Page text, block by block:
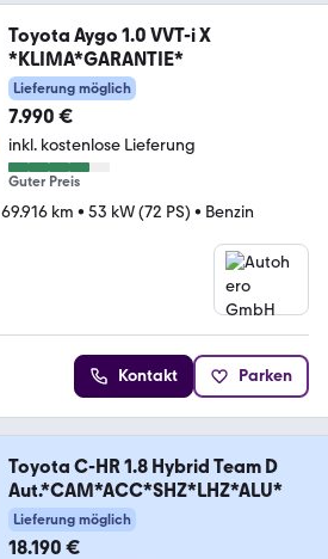
Toyota Aygo 1.0 VVT-i X
*KLIMA*GARANTIE*
Lieferung möglich
7.990 €
inkl. kostenlose Lieferung
Guter Preis
69.916 km • 53 kW (72 PS) • Benzin
Kontakt Parken
Toyota C-HR 1.8 Hybrid Team D
Aut.*CAM*ACC*SHZ*LHZ*ALU*
Lieferung möglich
18.190 €